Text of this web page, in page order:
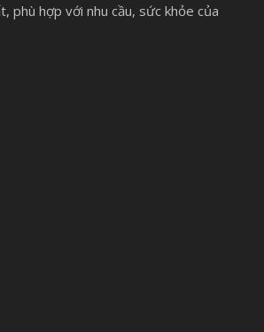
phù hợp với nhu cầu, sức khỏe của